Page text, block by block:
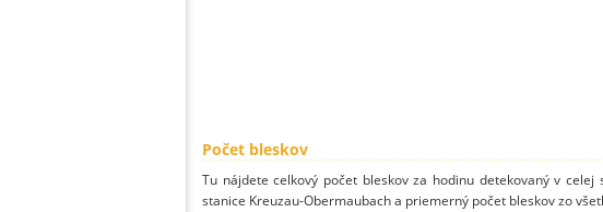
Počet bleskov
Tu nájdete celkový počet bleskov za hodinu detekovaný v
stanice Kreuzau-Obermaubach a priemerný počet bleskov zo